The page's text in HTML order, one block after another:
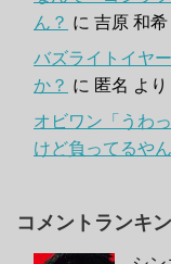
ん？ に 吉原 和希
バズライトイヤ
か？ に 匿名 より
オビワン「うわ
けど負ってるやん
コメントランキ